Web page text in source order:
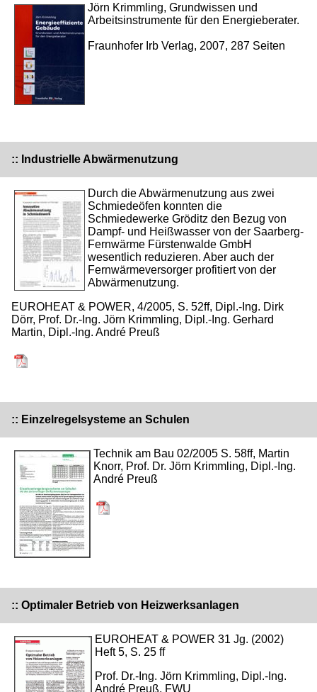
Jörn Krimmling, Grundwissen und
Arbeitsinstrumente für den Energieberater.
Fraunhofer Irb Verlag, 2007, 287 Seiten
:: Industrielle Abwärmenutzung
Durch die Abwärmenutzung aus zwei
Schmiedeöfen konnten die
Schmiedewerke Gröditz den Bezug von
Dampf- und Heißwasser von der Saarberg-
Fernwärme Fürstenwalde GmbH
wesentlich reduzieren. Aber auch der
Fernwärmeversorger profitiert von der
Abwärmenutzung.
EUROHEAT & POWER, 4/2005, S. 52ff, Dipl.-Ing. Dirk
Dörr, Prof. Dr.-Ing. Jörn Krimmling, Dipl.-Ing. Gerhard
Martin, Dipl.-Ing. André Preuß
:: Einzelregelsysteme an Schulen
Technik am Bau 02/2005 S. 58ff, Martin
Knorr, Prof. Dr. Jörn Krimmling, Dipl.-Ing.
André Preuß
:: Optimaler Betrieb von Heizwerksanlagen
EUROHEAT & POWER 31 Jg. (2002)
Heft 5, S. 25 ff
Prof. Dr.-Ing. Jörn Krimmling, Dipl.-Ing.
André Preuß, FWU